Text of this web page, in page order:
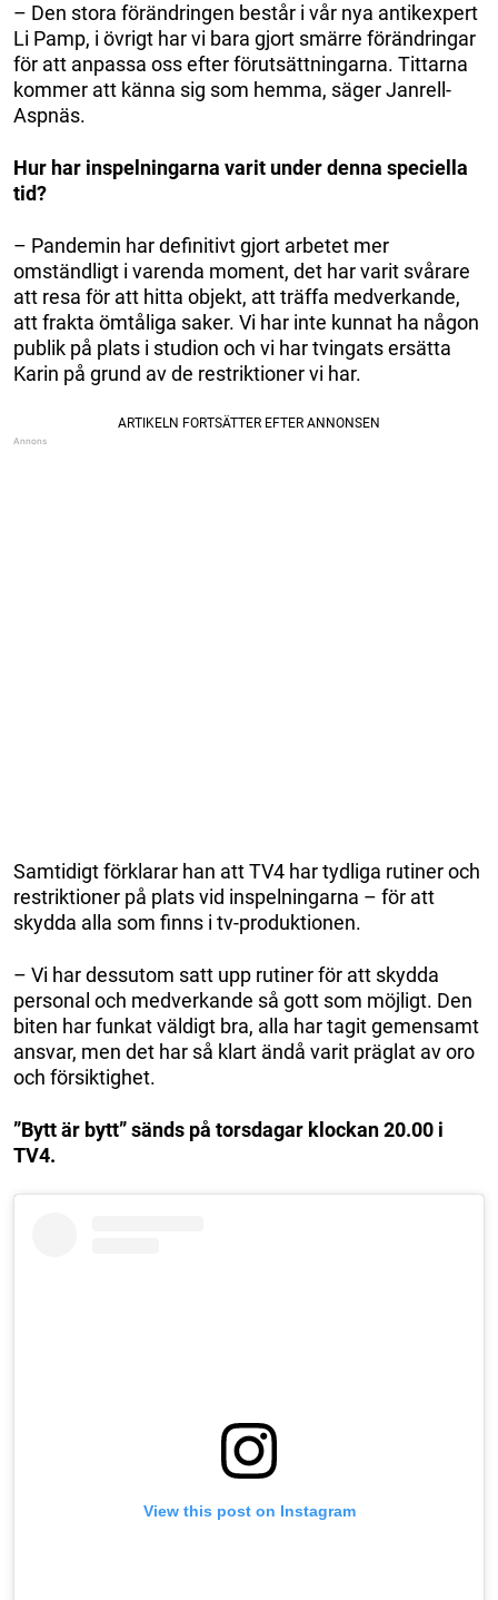
– Den stora förändringen består i vår nya antikexpert
Li Pamp, i övrigt har vi bara gjort smärre förändringar
för att anpassa oss efter förutsättningarna. Tittarna
kommer att känna sig som hemma, säger Janrell-
Aspnäs.
Hur har inspelningarna varit under denna speciella
tid?
– Pandemin har definitivt gjort arbetet mer
omständligt i varenda moment, det har varit svårare
att resa för att hitta objekt, att träffa medverkande,
att frakta ömtåliga saker. Vi har inte kunnat ha någon
publik på plats i studion och vi har tvingats ersätta
Karin på grund av de restriktioner vi har.
Samtidigt förklarar han att TV4 har tydliga rutiner och
restriktioner på plats vid inspelningarna – för att
skydda alla som finns i tv-produktionen.
– Vi har dessutom satt upp rutiner för att skydda
personal och medverkande så gott som möjligt. Den
biten har funkat väldigt bra, alla har tagit gemensamt
ansvar, men det har så klart ändå varit präglat av oro
och försiktighet.
”Bytt är bytt” sänds på torsdagar klockan 20.00 i
TV4.
View this post on Instagram